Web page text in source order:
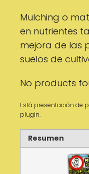
Mulching o
en nutrientes
mejora de las
suelos de
No products
Está presentación de
plugin.
Resumen